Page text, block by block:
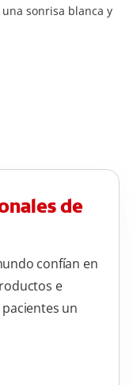
sonrisa blanca y
de
confían en
e
un